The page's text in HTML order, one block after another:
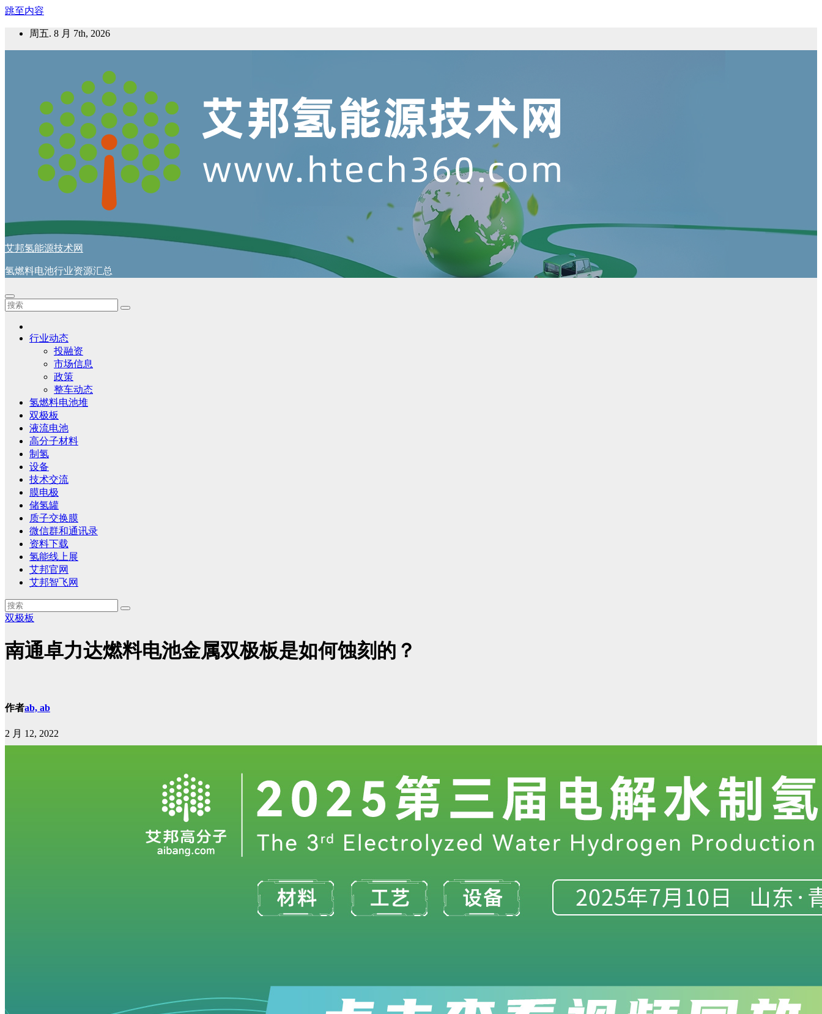
跳至内容
周五. 8 月 7th, 2026
艾邦氢能源技术网
氢燃料电池行业资源汇总
行业动态
投融资
市场信息
政策
整车动态
氢燃料电池堆
双极板
液流电池
高分子材料
制氢
设备
技术交流
膜电极
储氢罐
质子交换膜
微信群和通讯录
资料下载
氢能线上展
艾邦官网
艾邦智飞网
双极板
南通卓力达燃料电池金属双极板是如何蚀刻的？
作者ab, ab
2 月 12, 2022